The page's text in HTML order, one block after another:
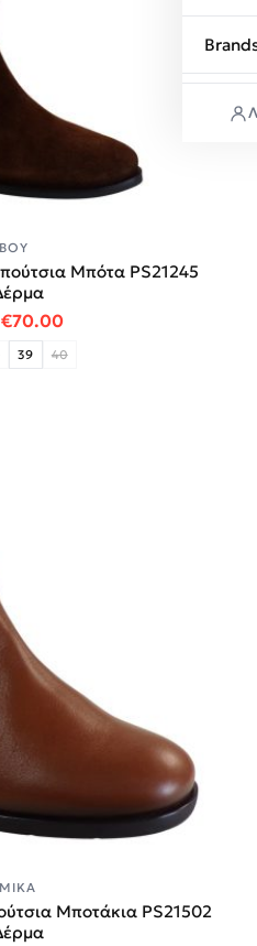
Μπότα PS21245
Original price was: €139.00.
€70.00Η τρέχουσα τιμή
39 40
Μποτάκια PS21502